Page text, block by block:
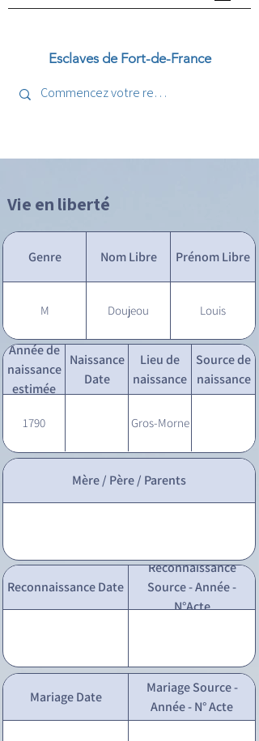
Esclaves de Fort-de-France
Vie en liberté
Genre Nom Libre Prénom Libre
M Doujeou Louis
Année de
naissance
estimée
Naissance
Date
Lieu de
naissance
Source de
naissance
1790 Gros-Morne
Mère / Père / Parents
Reconnaissance Date
Reconnaissance
Source - Année -
N°Acte
Mariage Date
Mariage Source -
Année - N° Acte